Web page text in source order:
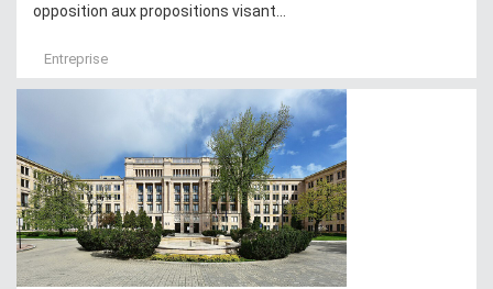
opposition aux propositions visant...
Entreprise